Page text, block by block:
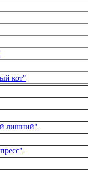
кот"
лишний"